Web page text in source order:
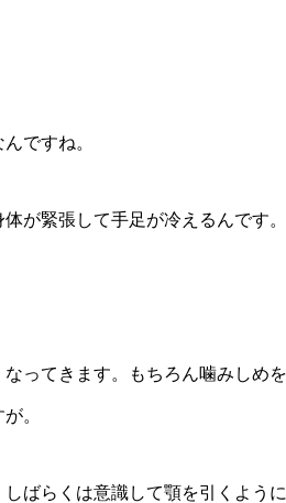
ですね。
が緊張して手足が冷えるんです。
ってきます。もちろん噛みしめ
。
ばらくは意識して顎を引くよう